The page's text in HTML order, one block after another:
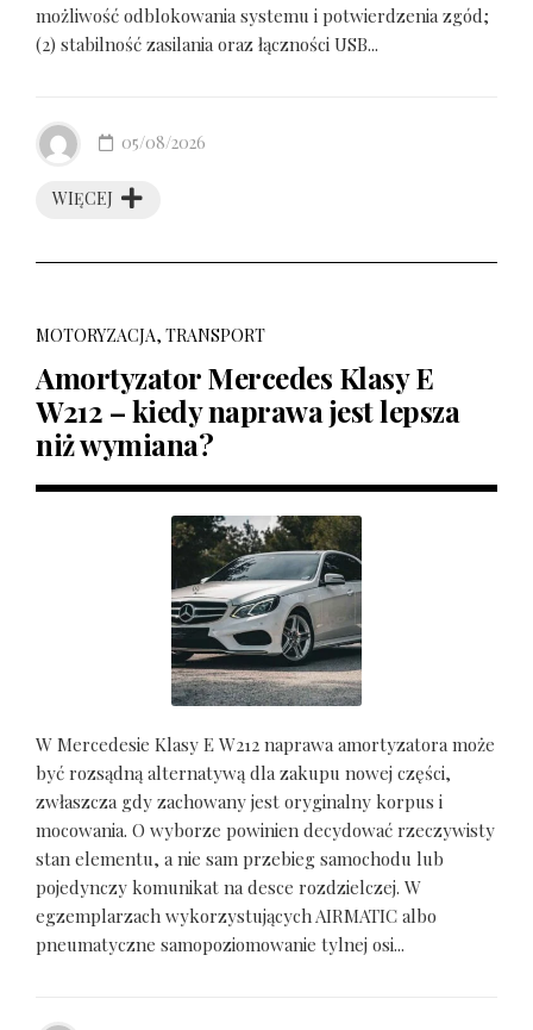
możliwość odblokowania systemu i potwierdzenia zgód;
(2) stabilność zasilania oraz łączności USB...
WIĘCEJ
05/08/2026
MOTORYZACJA, TRANSPORT
Amortyzator Mercedes Klasy E
W212 – kiedy naprawa jest lepsza
niż wymiana?
W Mercedesie Klasy E W212 naprawa amortyzatora może
być rozsądną alternatywą dla zakupu nowej części,
zwłaszcza gdy zachowany jest oryginalny korpus i
mocowania. O wyborze powinien decydować rzeczywisty
stan elementu, a nie sam przebieg samochodu lub
pojedynczy komunikat na desce rozdzielczej. W
egzemplarzach wykorzystujących AIRMATIC albo
pneumatyczne samopoziomowanie tylnej osi...